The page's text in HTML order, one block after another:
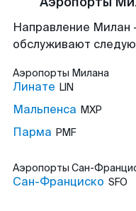
Направление
обслуживают
Аэропорты Милана
Линате LIN
Мальпенса MXP
Парма PMF
Аэропорты Сан-
Сан-Франциско SFO